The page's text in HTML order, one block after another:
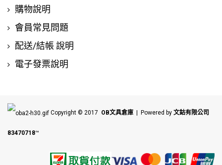
購物說明
會員常見問題
配送/結帳 說明
電子發票說明
Copyright © 2017 OB文具倉庫 | Powered by 文鈷有限公司
83470718™